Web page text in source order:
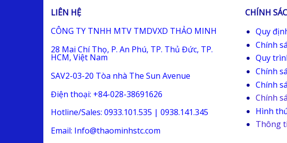
LIÊN HỆ
CÔNG TY TNHH MTV TMDVXD THẢO MINH
28 Mai Chí Thọ, P. An Phú, TP. Thủ Đức, TP.
HCM, Việt Nam
SAV2-03-20 Tòa nhà The Sun Avenue
Điện thoại: +84-028-38691626
Hotline/Sales: 0933.101.535 | 0938.141.345
Email: Info@thaominhstc.com
CHÍNH
Quy
Chính
Quy
Chính
Chính
Chính
Hình
Thông